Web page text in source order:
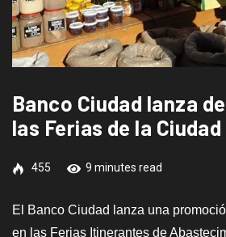
Banco Ciudad lanza
las Ferias de la Ciudad
455 9 minutes read
El Banco Ciudad lanza una
en las Ferias Itinerantes de